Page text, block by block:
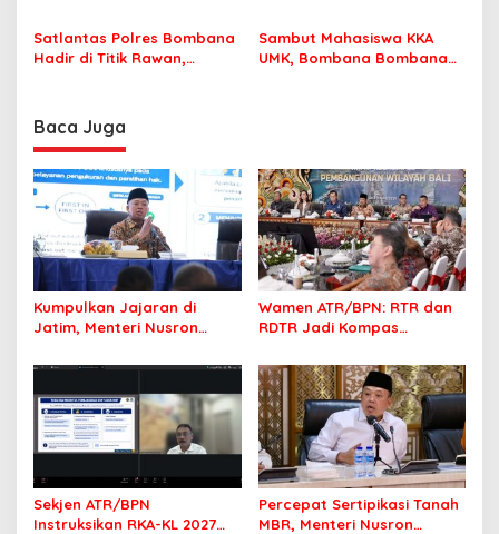
Korupsi Jembatan Cirauci II
Perlu Lagi ke Kendari
Satlantas Polres Bombana
Hadir di Titik Rawan,
Sambut Mahasiswa KKA
UMK, Bombana Bombana
Baca Juga
Kumpulkan Jajaran di
Jatim, Menteri Nusron
Jadi Prioritas
Wamen ATR/BPN: RTR dan
RDTR Jadi Kompas
Sekjen ATR/BPN
Instruksikan RKA-KL 2027
Percepat Sertipikasi Tanah
MBR, Menteri Nusron